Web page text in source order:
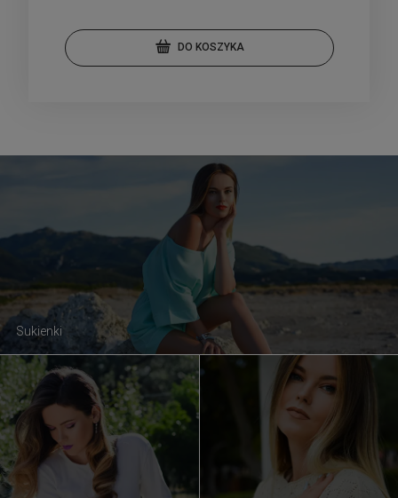
DO KOSZYKA
Sukienki